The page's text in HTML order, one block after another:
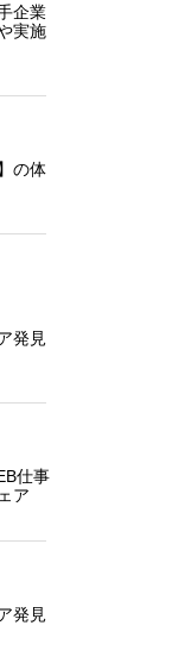
企業
実施
の体
発見
仕事
ア
発見